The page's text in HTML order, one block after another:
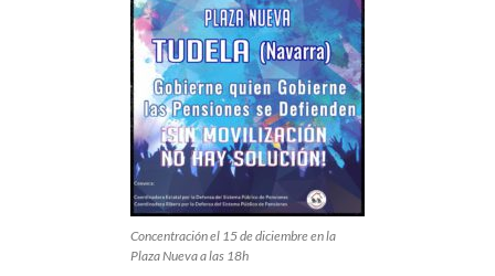
Concentración el 15 de diciembre en la
Plaza Nueva a las 18h